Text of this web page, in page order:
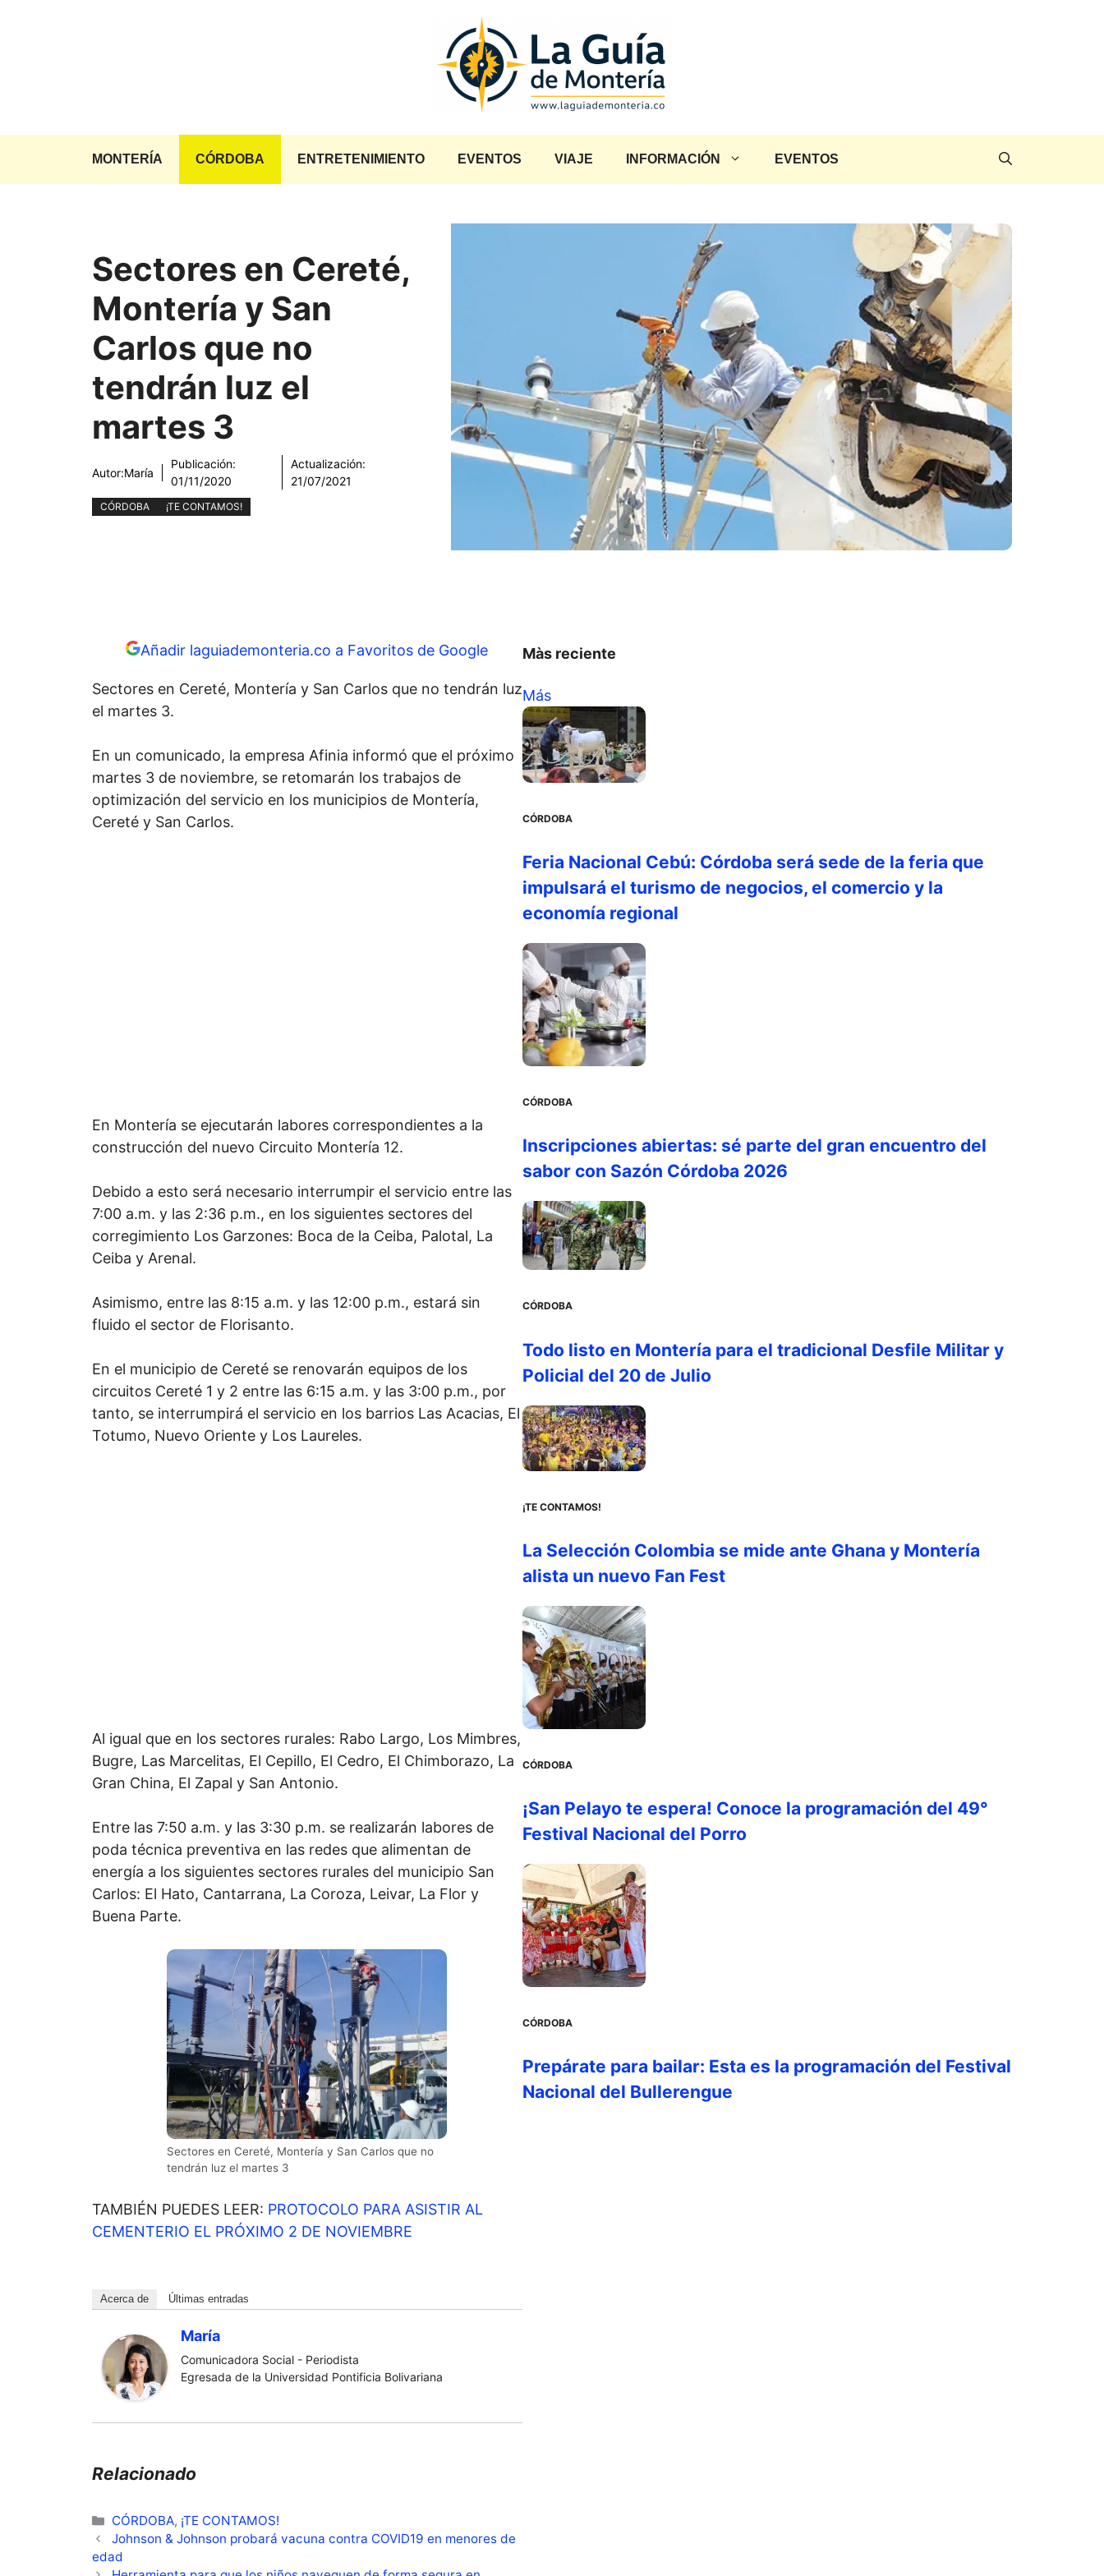
MONTERÍA CÓRDOBA ENTRETENIMIENTO EVENTOS VIAJE INFORMACIÓN EVENTOS
Sectores en Cereté,
Montería y San
Carlos que no
tendrán luz el
martes 3
Autor:María
Publicación:
01/11/2020
Actualización:
21/07/2021
CÓRDOBA ¡TE CONTAMOS!
Añadir laguiademonteria.co a Favoritos de Google
Sectores en Cereté, Montería y San Carlos que no tendrán luz
el martes 3.
En un comunicado, la empresa Afinia informó que el próximo
martes 3 de noviembre, se retomarán los trabajos de
optimización del servicio en los municipios de Montería,
Cereté y San Carlos.
En Montería se ejecutarán labores correspondientes a la
construcción del nuevo Circuito Montería 12.
Debido a esto será necesario interrumpir el servicio entre las
7:00 a.m. y las 2:36 p.m., en los siguientes sectores del
corregimiento Los Garzones: Boca de la Ceiba, Palotal, La
Ceiba y Arenal.
Asimismo, entre las 8:15 a.m. y las 12:00 p.m., estará sin
fluido el sector de Florisanto.
En el municipio de Cereté se renovarán equipos de los
circuitos Cereté 1 y 2 entre las 6:15 a.m. y las 3:00 p.m., por
tanto, se interrumpirá el servicio en los barrios Las Acacias, El
Totumo, Nuevo Oriente y Los Laureles.
Al igual que en los sectores rurales: Rabo Largo, Los Mimbres,
Bugre, Las Marcelitas, El Cepillo, El Cedro, El Chimborazo, La
Gran China, El Zapal y San Antonio.
Entre las 7:50 a.m. y las 3:30 p.m. se realizarán labores de
poda técnica preventiva en las redes que alimentan de
energía a los siguientes sectores rurales del municipio San
Carlos: El Hato, Cantarrana, La Coroza, Leivar, La Flor y
Buena Parte.
Sectores en Cereté, Montería y San Carlos que no
tendrán luz el martes 3
TAMBIÉN PUEDES LEER: PROTOCOLO PARA ASISTIR AL
CEMENTERIO EL PRÓXIMO 2 DE NOVIEMBRE
Acerca de Últimas entradas
María
Comunicadora Social - Periodista
Egresada de la Universidad Pontificia Bolivariana
Relacionado
Categorías
CÓRDOBA, ¡TE CONTAMOS!
Johnson & Johnson probará vacuna contra COVID19 en menores de
edad
Màs reciente
Más
CÓRDOBA
Feria Nacional Cebú: Córdoba será sede de la feria que
impulsará el turismo de negocios, el comercio y la
economía regional
CÓRDOBA
Inscripciones abiertas: sé parte del gran encuentro del
sabor con Sazón Córdoba 2026
CÓRDOBA
Todo listo en Montería para el tradicional Desfile Militar y
Policial del 20 de Julio
¡TE CONTAMOS!
La Selección Colombia se mide ante Ghana y Montería
alista un nuevo Fan Fest
CÓRDOBA
¡San Pelayo te espera! Conoce la programación del 49°
Festival Nacional del Porro
CÓRDOBA
Prepárate para bailar: Esta es la programación del Festival
Nacional del Bullerengue